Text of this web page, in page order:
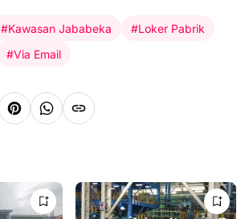
#Kawasan Jababeka
#Loker Pabrik
#Via Email